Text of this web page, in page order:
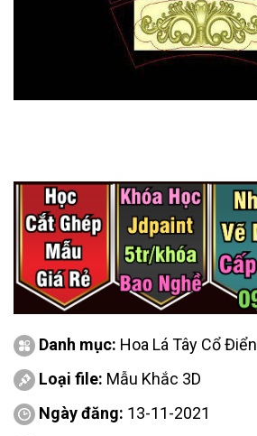
Danh mục: Hoa Lá Tây Cổ Điển
Loại file: Mẫu Khắc 3D
Ngày đăng: 13-11-2021